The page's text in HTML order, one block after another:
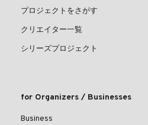
プロジェクトをさがす
クリエイター一覧
シリーズプロジェクト
for Organizers / Businesses
Business